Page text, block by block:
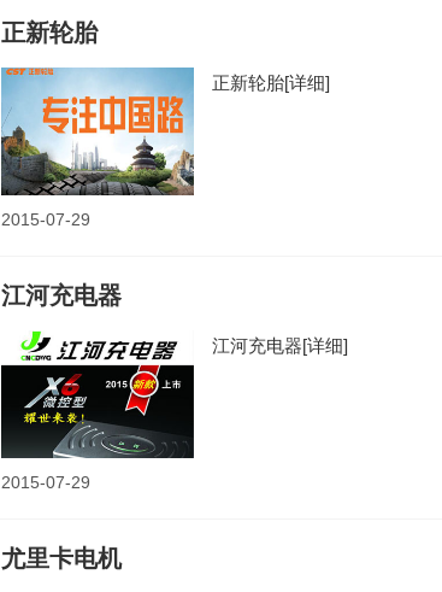
正新轮胎
正新轮胎[详细]
2015-07-29
江河充电器
江河充电器[详细]
2015-07-29
尤里卡电机